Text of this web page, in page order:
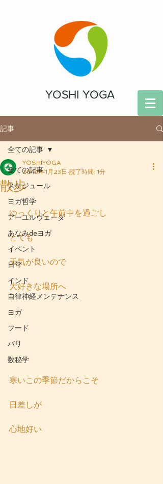
YOSHI YOGA
記事
全ての記事
スケジュール
ヨガ哲学
アーユルヴェーダ
あなみdeヨガ
イベント
日常
インド
自律神経メンテナンス
ヨガ
フード
バリ
数秘学
全ての記事
散歩
YOSHIYOGA
2019年1月23日 読了時間: 1分
ゆっくりと午前中を過ごし
とても
天気が良いので
大好きな場所へ
寒いこの季節だからこそ
日差しが
心地好い